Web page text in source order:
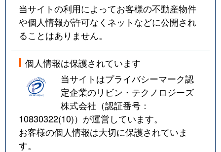
当サイトの利用によってお客様の不動産物件
や個人情報が許可なくネットなどに公開され
ることはありません。
個人情報は保護されています
当サイトはプライバシーマーク認
定企業のリビン・テクノロジーズ
株式会社（認証番号：
10830322(10)）が運営しています。
お客様の個人情報は大切に保護されていま
す。